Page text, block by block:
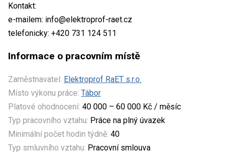
Kontakt:
e-mailem: info@elektroprof-raet.cz
telefonicky: +420 731 124 511
Informace o pracovním místě
Zaměstnavatel: Elektroprof RaET s.r.o.
Místo výkonu práce: Tábor
Platové ohodnocení: 40 000 – 60 000 Kč / měsíc
Typ pracovního vztahu: Práce na plný úvazek
Minimální počet hodin týdně: 40
Typ smluvního vztahu: Pracovní smlouva